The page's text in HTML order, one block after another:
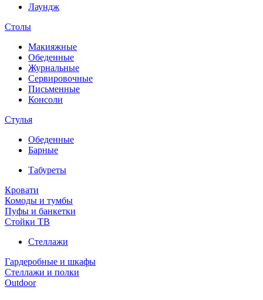
Лаундж
Столы
Макияжные
Обеденные
Журнальные
Сервировочные
Письменные
Консоли
Стулья
Обеденные
Барные
Табуреты
Кровати
Комоды и тумбы
Пуфы и банкетки
Стойки ТВ
Стеллажи
Гардеробные и шкафы
Стеллажи и полки
Outdoor